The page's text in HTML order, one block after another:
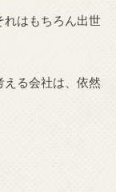
れはもちろん出世
える会社は、依然